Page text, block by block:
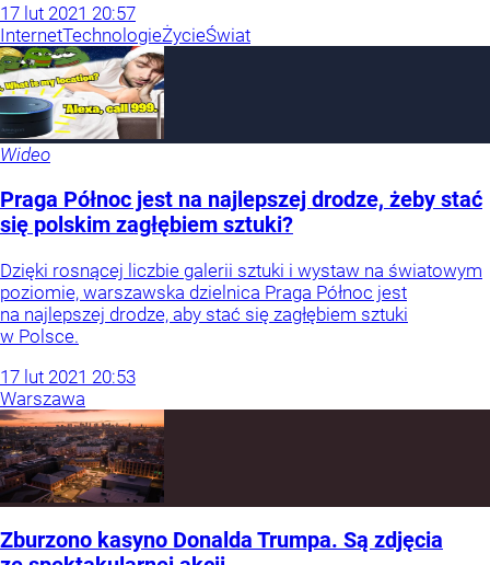
17 lut 2021 20:57
InternetTechnologieŻycieŚwiat
Wideo
Praga Północ jest na najlepszej drodze, żeby stać
się polskim zagłębiem sztuki?
Dzięki rosnącej liczbie galerii sztuki i wystaw na światowym
poziomie, warszawska dzielnica Praga Północ jest
na najlepszej drodze, aby stać się zagłębiem sztuki
w Polsce.
17 lut 2021 20:53
Warszawa
Zburzono kasyno Donalda Trumpa. Są zdjęcia